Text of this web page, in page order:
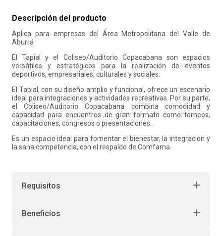
Descripción del producto
Aplica para empresas del Área Metropolitana del Valle de
Aburrá
El Tapial y el Coliseo/Auditorio Copacabana son espacios
versátiles y estratégicos para la realización de eventos
deportivos, empresariales, culturales y sociales.
El Tapial, con su diseño amplio y funcional, ofrece un escenario
ideal para integraciones y actividades recreativas. Por su parte,
el Coliseo/Auditorio Copacabana combina comodidad y
capacidad para encuentros de gran formato como torneos,
capacitaciones, congresos o presentaciones.
Es un espacio ideal para fomentar el bienestar, la integración y
la sana competencia, con el respaldo de Comfama.
Requisitos
Beneficios